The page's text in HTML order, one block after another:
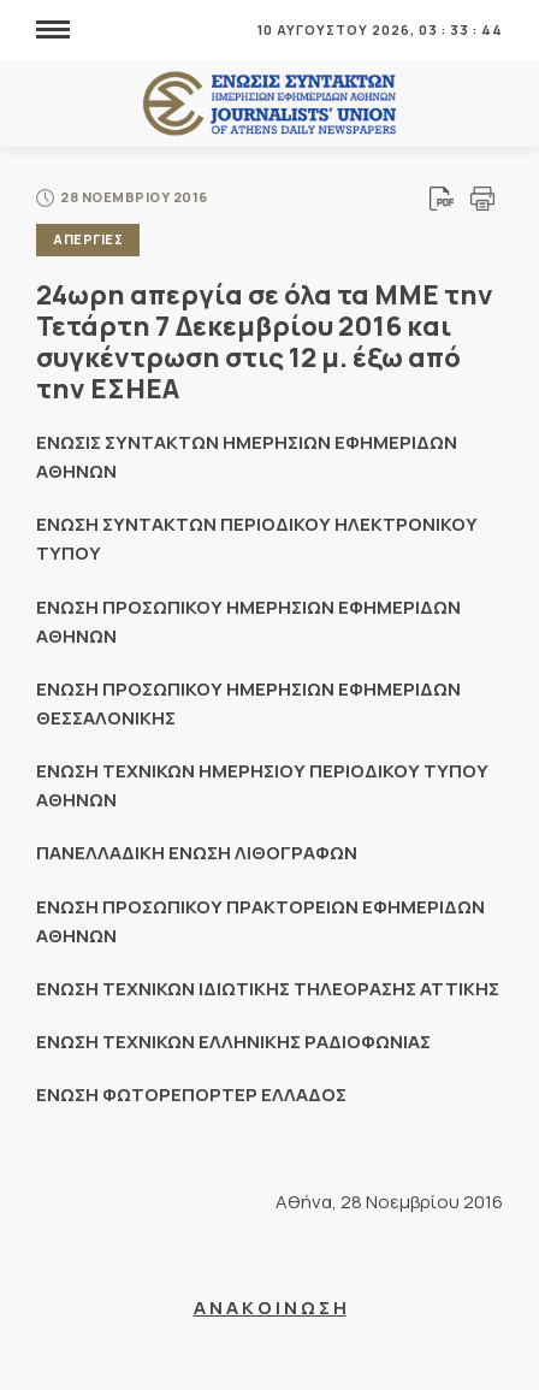
10 ΑΥΓΟΥΣΤΟΥ 2026, 03 : 33 : 44
28 ΝΟΕΜΒΡΙΟΥ 2016
ΑΠΕΡΓΙΕΣ
24ωρη απεργία σε όλα τα ΜΜΕ την
Τετάρτη 7 Δεκεμβρίου 2016 και
συγκέντρωση στις 12 μ. έξω από
την ΕΣΗΕΑ
ΕΝΩΣΙΣ ΣΥΝΤΑΚΤΩΝ ΗΜΕΡΗΣΙΩΝ ΕΦΗΜΕΡΙΔΩΝ
ΑΘΗΝΩΝ
ΕΝΩΣΗ ΣΥΝΤΑΚΤΩΝ ΠΕΡΙΟΔΙΚΟΥ ΗΛΕΚΤΡΟΝΙΚΟΥ
ΤΥΠΟΥ
ΕΝΩΣΗ ΠΡΟΣΩΠΙΚΟΥ ΗΜΕΡΗΣΙΩΝ ΕΦΗΜΕΡΙΔΩΝ
ΑΘΗΝΩΝ
ΕΝΩΣΗ ΠΡΟΣΩΠΙΚΟΥ ΗΜΕΡΗΣΙΩΝ ΕΦΗΜΕΡΙΔΩΝ
ΘΕΣΣΑΛΟΝΙΚΗΣ
ΕΝΩΣΗ ΤΕΧΝΙΚΩΝ ΗΜΕΡΗΣΙΟΥ ΠΕΡΙΟΔΙΚΟΥ ΤΥΠΟΥ
ΑΘΗΝΩΝ
ΠΑΝΕΛΛΑΔΙΚΗ ΕΝΩΣΗ ΛΙΘΟΓΡΑΦΩΝ
ΕΝΩΣΗ ΠΡΟΣΩΠΙΚΟΥ ΠΡΑΚΤΟΡΕΙΩΝ ΕΦΗΜΕΡΙΔΩΝ
ΑΘΗΝΩΝ
ΕΝΩΣΗ ΤΕΧΝΙΚΩΝ ΙΔΙΩΤΙΚΗΣ ΤΗΛΕΟΡΑΣΗΣ ΑΤΤΙΚΗΣ
ENΩΣΗ ΤΕΧΝΙΚΩΝ ΕΛΛΗΝΙΚΗΣ ΡΑΔΙΟΦΩΝΙΑΣ
ΕΝΩΣΗ ΦΩΤΟΡΕΠΟΡΤΕΡ ΕΛΛΑΔΟΣ
Αθήνα, 28 Νοεμβρίου 2016
Α Ν Α Κ Ο Ι Ν Ω Σ Η